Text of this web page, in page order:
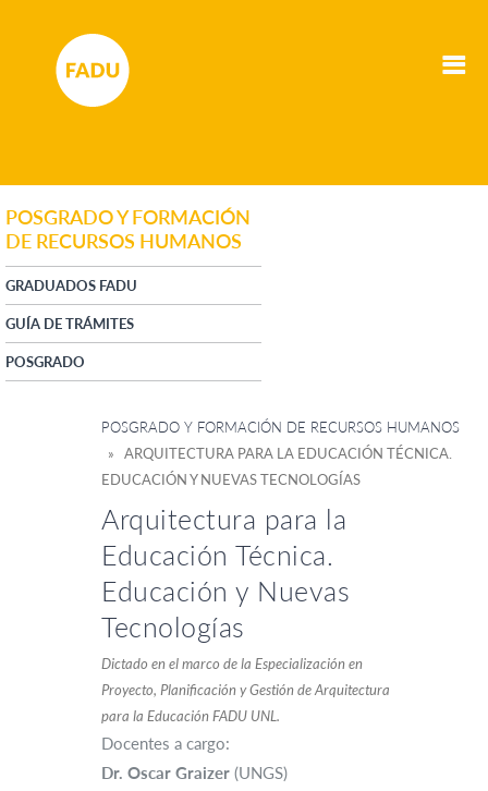
POSGRADO Y FORMACIÓN
DE RECURSOS HUMANOS
GRADUADOS FADU
GUÍA DE TRÁMITES
POSGRADO
POSGRADO Y FORMACIÓN DE RECURSOS HUMANOS
» ARQUITECTURA PARA LA EDUCACIÓN TÉCNICA.
EDUCACIÓN Y NUEVAS TECNOLOGÍAS
Arquitectura para la
Educación Técnica.
Educación y Nuevas
Tecnologías
Dictado en el marco de la Especialización en
Proyecto, Planificación y Gestión de Arquitectura
para la Educación FADU UNL.
Docentes a cargo:
Dr. Oscar Graizer (UNGS)